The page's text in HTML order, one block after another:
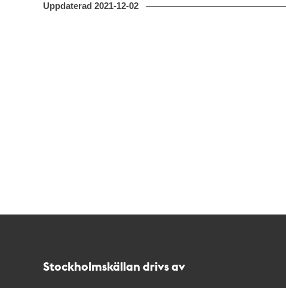
Uppdaterad 2021-12-02
Stockholmskällan drivs av